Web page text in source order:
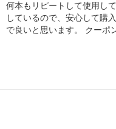
何本もリピートして使用し
しているので、安心して購
で良いと思います。 クーポ